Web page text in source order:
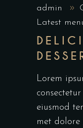
admin
Latest
Lorem
eiusmod
met